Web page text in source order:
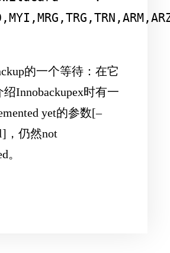
的一个等待：在它
绍Innobackupex时有一
yet的参数[–
，仍然not
。